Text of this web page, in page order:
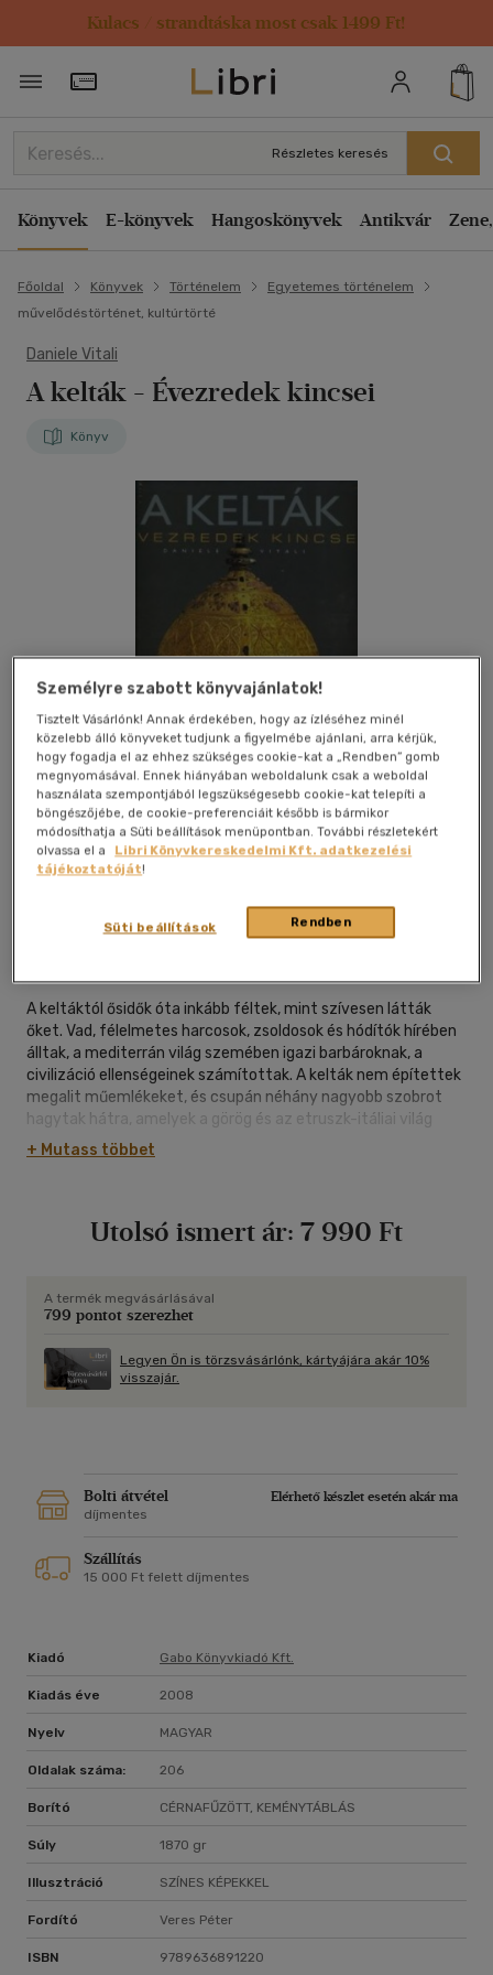
Kulacs / strandtáska most csak 1499 Ft!
Törzsvásárlói Kártya adatai
Részletes keresés
Könyvek E-könyvek Hangoskönyvek Antikvár
Főoldal Könyvek Történelem
Egyetemes történelem
művelődéstörténet, kultúrtörté
Daniele Vitali
A kelták - Évezredek kincsei
Könyv
Kívánságlistához adom Megosztom
Gabo Könyvkiadó Kft.|2008 magyar nyelvű|cérnafűzött,
A keltáktól ősidők óta inkább féltek, mint szívesen látták
őket. Vad, félelmetes harcosok, zsoldosok és hódítók hírében
álltak, a mediterrán világ szemében igazi barbároknak, a
civilizáció ellenségeinek számítottak. A kelták nem építettek
megalit műemlékeket, és csupán néhány nagyobb szobrot
hagytak hátra, amelyek a görög és az etruszk-itáliai világ
hagyatékához hasonlíthatók. Művészetük kisebb tárgyakon
látható, és ez a „nem klasszikus/antiklasszikus” figuratív
mágikus-vallási világukat tükrözi. A szájhagyománnyal
megismerhetjük az európai kontinens történelmét
nagymértékben alakító kelta népek szellemvilágát és
+ Mutass többet
Utolsó ismert ár: 7 990 Ft
A termék megvásárlásával
799 pontot szerezhet
Legyen Ön is törzsvásárlónk, kártyájára akár 10%
visszajár.
Bolti átvétel
Elérhető készlet esetén akár ma
díjmentes
Szállítás
15 000 Ft felett díjmentes
Kiadó Gabo Könyvkiadó Kft.
Kiadás éve 2008
Nyelv MAGYAR
Oldalak száma: 206
Borító CÉRNAFŰZÖTT, KEMÉNYTÁBLÁS
Súly 1870 gr
Illusztráció SZÍNES KÉPEKKEL
Fordító Veres Péter
ISBN 9789636891220
Személyre szabott könyvajánlatok!
Tisztelt Vásárlónk! Annak érdekében, hogy az ízléséhez minél
közelebb álló könyveket tudjunk a figyelmébe ajánlani, arra kérjük,
hogy fogadja el az ehhez szükséges cookie-kat a „Rendben” gomb
megnyomásával. Ennek hiányában weboldalunk csak a weboldal
használata szempontjából legszükségesebb cookie-kat telepíti a
böngészőjébe, de cookie-preferenciáit később is bármikor
módosíthatja a Süti beállítások menüpontban. További részletekért
olvassa el a
Libri Könyvkereskedelmi Kft. adatkezelési
tájékoztatóját!
Rendben
Süti beállítások